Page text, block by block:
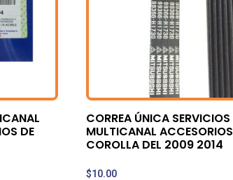
DE
CORREA ÚNICA SERVICIOS
MULTICANAL ACCESORIOS
COROLLA DEL 2009 2014
$10.00